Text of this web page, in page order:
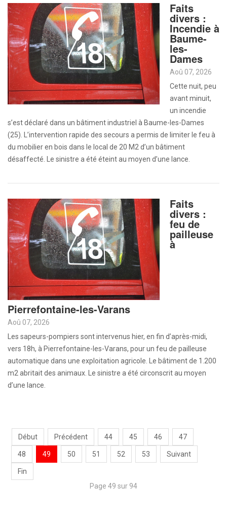
Faits
divers :
Incendie à
Baume-
les-
Dames
Aoû 07, 2026
Cette nuit, peu
avant minuit,
un incendie
s’est déclaré dans un bâtiment industriel à Baume-les-Dames
(25). L’intervention rapide des secours a permis de limiter le feu à
du mobilier en bois dans le local de 20 M2 d’un bâtiment
désaffecté. Le sinistre a été éteint au moyen d’une lance.
Faits
divers :
feu de
pailleuse
à
Pierrefontaine-les-Varans
Aoû 07, 2026
Les sapeurs-pompiers sont intervenus hier, en fin d’après-midi,
vers 18h, à Pierrefontaine-les-Varans, pour un feu de pailleuse
automatique dans une exploitation agricole. Le bâtiment de 1.200
m2 abritait des animaux. Le sinistre a été circonscrit au moyen
d’une lance.
Début Précédent 44 45 46 47
48 49 50 51 52 53 Suivant
Fin
Page 49 sur 94